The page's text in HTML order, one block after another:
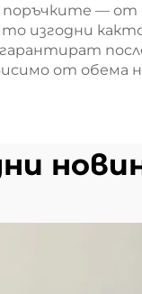
— от
както
от обема